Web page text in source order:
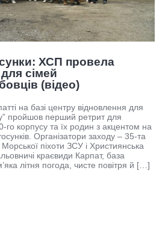
ХСП розпочала чергову
підтримки ветеранів
гуманітарний університет (РДГУ) та
“ЛЮКС МУНДІ” підписали тристоронню
співробітництво. Партнерство
освітніх програм, підготовку фахівців
супроводу та реалізацію проєктів,
ветеранів, військовослужбовців і їхніх
координатора ХСП Андрія Оленчика,
об’єднання ресурсів академічної